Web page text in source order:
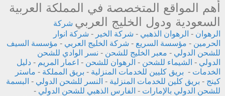
أهم المواقع المتخصصة في المملكة العربية
السعودية ودول الخليج العربي شركة
الرهوان - الرهوان الذهبي - شركة الخير - شركة انوار
الحرمين - مؤسسة السريع - شركة الخليج العربي - مؤسسة السيف
للشحن الدولي - معبر الخليج للشحن - نسر الوادي للشحن
الدولي - الشيماء للشحن - الرهوان للشحن - اعمار المريم - دليل
الخدمات - بريق كليين للخدمات المنزلية - بريق المملكة - ماستر
كينج - بريق كلين للخدمات المنزلية - النسر للشحن الدولي - البسمة
للشحن الدولي بالإمارات - الفارس الذهبي للشحن الدولي -